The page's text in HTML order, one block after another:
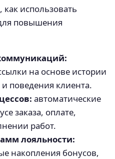
использовать
повышения
на основе истории
поведения клиента.
автоматические
заказа, оплате,
работ.
лояльности:
накопления бонусов,